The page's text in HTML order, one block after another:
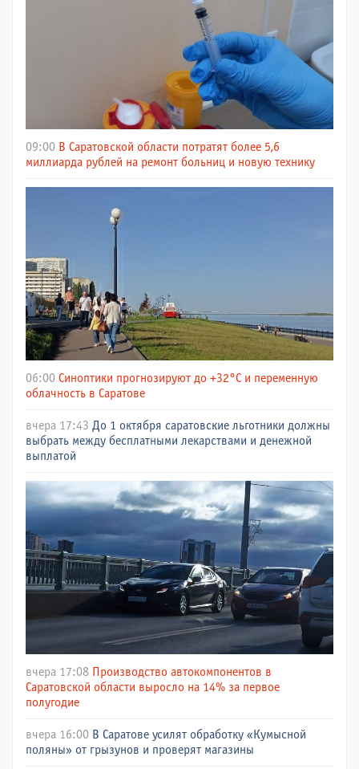
09:00 В Саратовской области потратят более 5,6
миллиарда рублей на ремонт больниц и новую технику
06:00 Синоптики прогнозируют до +32°C и переменную
облачность в Саратове
вчера 17:43 До 1 октября саратовские льготники должны
выбрать между бесплатными лекарствами и денежной
выплатой
вчера 17:08 Производство автокомпонентов в
Саратовской области выросло на 14% за первое
полугодие
вчера 16:00 В Саратове усилят обработку «Кумысной
поляны» от грызунов и проверят магазины